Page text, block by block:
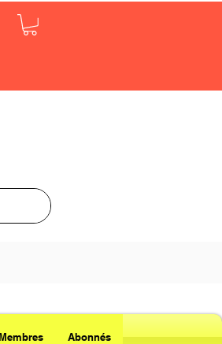
Abonnés